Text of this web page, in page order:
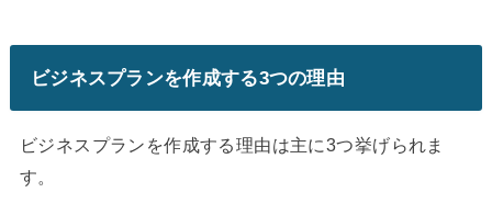
ビジネスプランを作成する3つの理由
ビジネスプランを作成する理由は主に3つ挙げられま
す。